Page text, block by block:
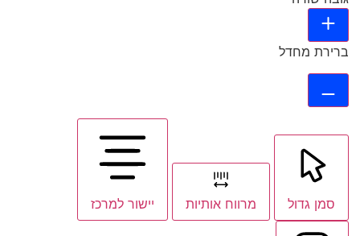
ברירת מחדל
סמן גדול מרווח אותיות יישור למרכז